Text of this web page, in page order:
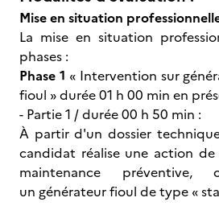
Mise en situation
La mise en situation
phases :
Phase 1 « Intervention sur
fioul » durée 01 h 00 min en
- Partie 1 / durée 00 h 50 min :
À partir d'un dossier
candidat réalise une action de
maintenance
un générateur fioul de type «